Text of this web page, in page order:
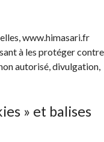
www.himasari.fr
à les protéger contre
autorisé, divulgation,
» et balises